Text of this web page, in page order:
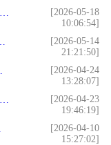
[2026-05-18
10:06:54]
[2026-05-14
21:21:50]
[2026-04-24
13:28:07]
[2026-04-23
19:46:19]
[2026-04-10
15:27:02]